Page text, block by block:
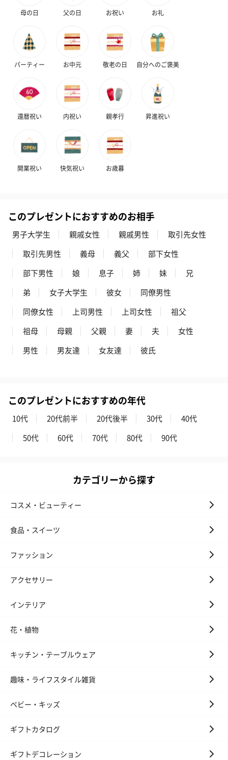
母の日 父の日 お祝い お礼
パーティー お中元 敬老の日 自分へのご褒美
還暦祝い 内祝い 親孝行 昇進祝い
開業祝い 快気祝い お歳暮
このプレゼントにおすすめのお相手
男子大学生 親戚女性 親戚男性
取引先女性
取引先男性
義母 義父
部下女性
部下男性
娘 息子 姉 妹
兄
弟
女子大学生 彼女
同僚男性
同僚女性
上司男性 上司女性
祖父
祖母
母親 父親 妻 夫
女性
男性
男友達 女友達 彼氏
このプレゼントにおすすめの年代
10代 20代前半 20代後半 30代
40代
50代
60代 70代 80代 90代
カテゴリーから探す
コスメ・ビューティー
食品・スイーツ
ファッション
アクセサリー
インテリア
花・植物
キッチン・テーブルウェア
趣味・ライフスタイル雑貨
ベビー・キッズ
ギフトカタログ
ギフトデコレーション